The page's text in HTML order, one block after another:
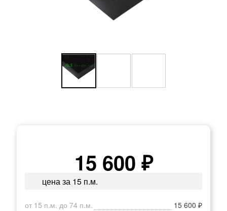
15 600 ₽
цена за 15 п.м.
от 15 п.м. до 74 п.м.
15 600 ₽